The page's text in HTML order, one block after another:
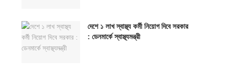
দেশে ১ লাখ স্বাস্থ্য কর্মী নিয়োগ দিবে সরকার
: ডেনমার্কে স্বাস্থ্যমন্ত্রী